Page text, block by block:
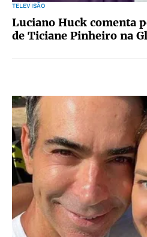
TELEVISÃO
Luciano Huck comenta
de Ticiane Pinheiro na